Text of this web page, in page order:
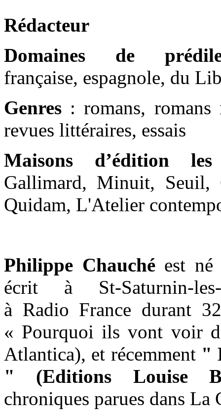
Rédacteur
Domaines de
française, espagnole, du
Genres : romans, romans
revues littéraires, essais
Maisons d’édition
Gallimard, Minuit, Seuil,
Quidam, L'Atelier
Philippe Chauchéest né
écrit à St-Saturnin-
à Radio France durant
« Pourquoi ils vont voir
Atlantica), et récemment "
" (Editions Louise
chroniques parues dans La